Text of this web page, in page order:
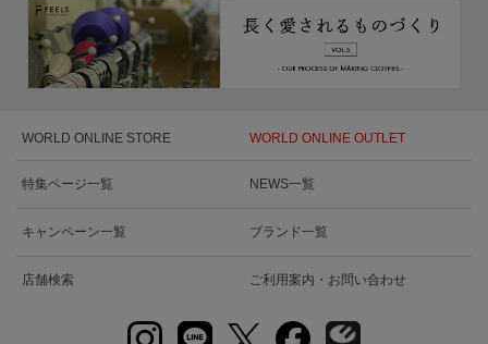
WORLD ONLINE STORE WORLD ONLINE OUTLET
特集ページ一覧 NEWS一覧
キャンペーン一覧 ブランド一覧
店舗検索 ご利用案内・お問い合わせ